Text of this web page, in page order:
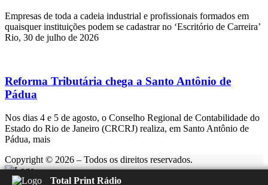
Empresas de toda a cadeia industrial e profissionais formados em
quaisquer instituições podem se cadastrar no ‘Escritório de Carreira’
Rio, 30 de julho de 2026
Reforma Tributária chega a Santo Antônio de
Pádua
Nos dias 4 e 5 de agosto, o Conselho Regional de Contabilidade do
Estado do Rio de Janeiro (CRCRJ) realiza, em Santo Antônio de
Pádua, mais
Copyright © 2026 – Todos os direitos reservados.
Total Print Rádio
Rádio Feliz